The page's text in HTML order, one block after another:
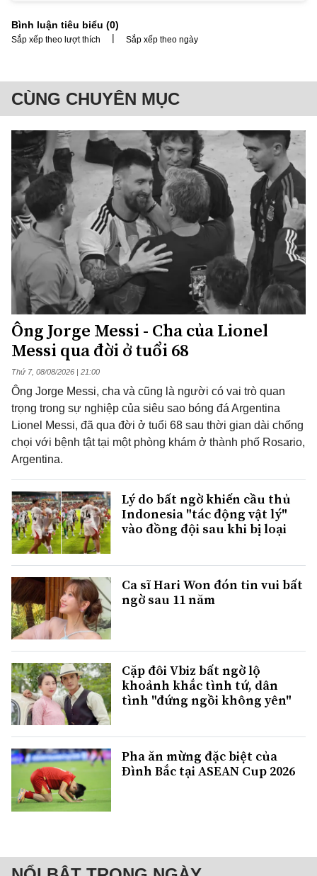
Bình luận tiêu biểu (0)
Sắp xếp theo lượt thích | Sắp xếp theo ngày
CÙNG CHUYÊN MỤC
Ông Jorge Messi - Cha của Lionel
Messi qua đời ở tuổi 68
Thứ 7, 08/08/2026 | 21:00
Ông Jorge Messi, cha và cũng là người có vai trò quan
trọng trong sự nghiệp của siêu sao bóng đá Argentina
Lionel Messi, đã qua đời ở tuổi 68 sau thời gian dài chống
chọi với bệnh tật tại một phòng khám ở thành phố Rosario,
Argentina.
Lý do bất ngờ khiến cầu thủ
Indonesia "tác động vật lý"
vào đồng đội sau khi bị loại
Ca sĩ Hari Won đón tin vui bất
ngờ sau 11 năm
Cặp đôi Vbiz bất ngờ lộ
khoảnh khắc tình tứ, dân
tình "đứng ngồi không yên"
Pha ăn mừng đặc biệt của
Đình Bắc tại ASEAN Cup 2026